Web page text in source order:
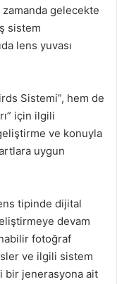
zamanda gelecekte
sistem
lens yuvası
Sistemi”, hem de
için ilgili
ve konuyla
uygun
tipinde dijital
devam
fotoğraf
ve ilgili sistem
bir jenerasyona ait